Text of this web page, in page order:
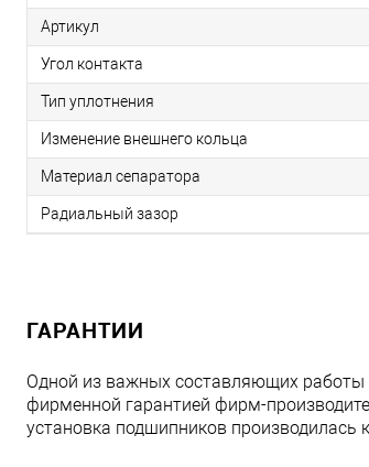
Артикул
Угол контакта
Тип уплотнения
Изменение внешнего кольца
Материал сепаратора
Радиальный зазор
ГАРАНТИИ
Одной из важных составляющих работы
фирменной гарантией фирм-
установка подшипников